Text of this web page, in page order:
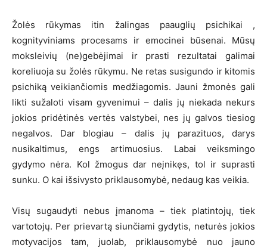
Žolės rūkymas itin žalingas paauglių psichikai ,
kognityviniams procesams ir emocinei būsenai. Mūsų
moksleivių (ne)gebėjimai ir prasti rezultatai galimai
koreliuoja su žolės rūkymu. Ne retas susigundo ir kitomis
psichiką veikiančiomis medžiagomis. Jauni žmonės gali
likti sužaloti visam gyvenimui – dalis jų niekada nekurs
jokios pridėtinės vertės valstybei, nes jų galvos tiesiog
negalvos. Dar blogiau – dalis jų parazituos, darys
nusikaltimus, engs artimuosius. Labai veiksmingo
gydymo nėra. Kol žmogus dar neįnikęs, tol ir suprasti
sunku. O kai išsivysto priklausomybė, nedaug kas veikia.
Visų sugaudyti nebus įmanoma – tiek platintojų, tiek
vartotojų. Per prievartą siunčiami gydytis, neturės jokios
motyvacijos tam, juolab, priklausomybė nuo jauno